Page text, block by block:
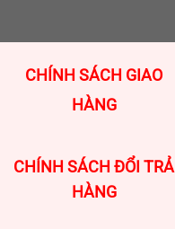
CHÍNH SÁCH GIAO
HÀNG
CHÍNH SÁCH ĐỔI TRẢ
HÀNG